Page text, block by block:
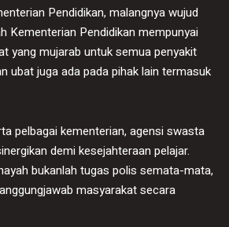
Pendidikan, malangnya wujud
Kementerian Pendidikan mempunyai
yang mujarab untuk semua penyakit
ubat juga ada pada pihak lain termasuk
pelbagai kementerian, agensi swasta
demi kesejahteraan pelajar.
bukanlah tugas polis semata-mata,
masyarakat secara